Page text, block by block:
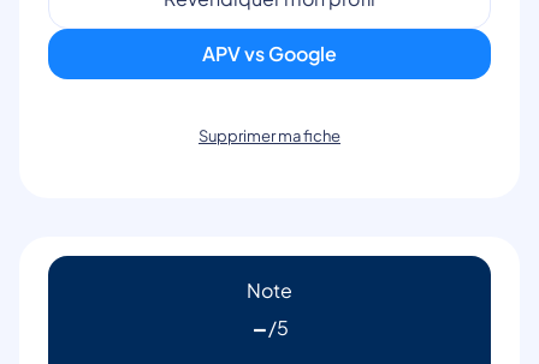
APV vs Google
Supprimer ma fiche
Note
-